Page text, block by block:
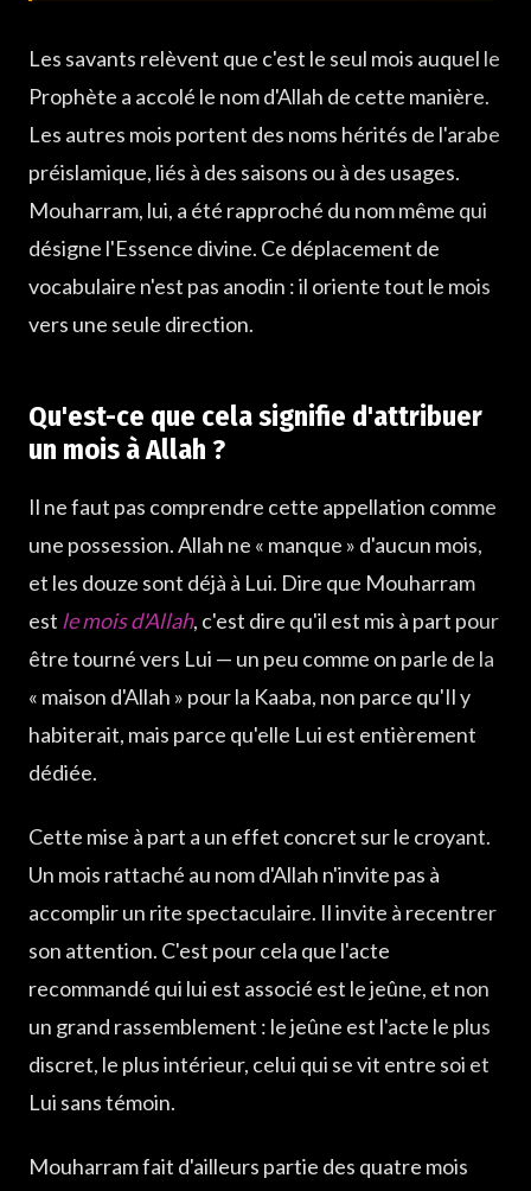
Les savants relèvent que c'est le seul mois auquel le
Prophète a accolé le nom d'Allah de cette manière.
Les autres mois portent des noms hérités de l'arabe
préislamique, liés à des saisons ou à des usages.
Mouharram, lui, a été rapproché du nom même qui
désigne l'Essence divine. Ce déplacement de
vocabulaire n'est pas anodin : il oriente tout le mois
vers une seule direction.
Qu'est-ce que cela signifie d'attribuer
un mois à Allah ?
Il ne faut pas comprendre cette appellation comme
une possession. Allah ne « manque » d'aucun mois,
et les douze sont déjà à Lui. Dire que Mouharram
est le mois d'Allah, c'est dire qu'il est mis à part pour
être tourné vers Lui — un peu comme on parle de la
« maison d'Allah » pour la Kaaba, non parce qu'Il y
habiterait, mais parce qu'elle Lui est entièrement
dédiée.
Cette mise à part a un effet concret sur le croyant.
Un mois rattaché au nom d'Allah n'invite pas à
accomplir un rite spectaculaire. Il invite à recentrer
son attention. C'est pour cela que l'acte
recommandé qui lui est associé est le jeûne, et non
un grand rassemblement : le jeûne est l'acte le plus
discret, le plus intérieur, celui qui se vit entre soi et
Lui sans témoin.
Mouharram fait d'ailleurs partie des quatre mois